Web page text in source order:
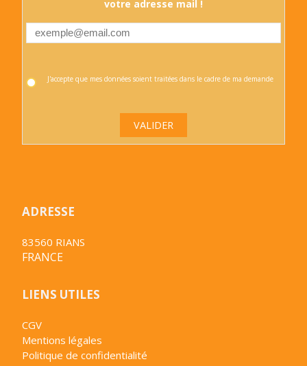
votre adresse mail !
J'accepte que mes données soient traitées dans le cadre de ma demande
VALIDER
ADRESSE
83560 RIANS
FRANCE
LIENS UTILES
CGV
Mentions légales
Politique de confidentialité